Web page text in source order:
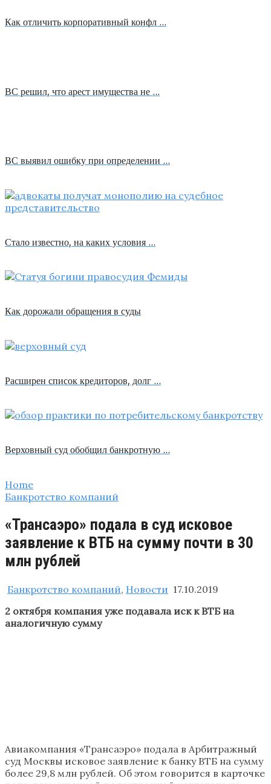
Как отличить корпоративный конфл …
ВС решил, что арест имущества не …
ВС выявил ошибку при определении …
Стало известно, на каких условия …
Как дорожали обращения в суды
Расширен список кредиторов, долг …
Верховный суд обобщил банкротную …
Home
Банкротство компаний
«Трансаэро» подала в суд исковое
заявление к ВТБ на сумму почти в 30
млн рублей
Банкротство компаний, Новости 17.10.2019
2 октября компания уже подавала иск к ВТБ на
аналогичную сумму
Авиакомпания «Трансаэро» подала в Арбитражный
суд Москвы исковое заявление к банку ВТБ на сумму
более 29,8 млн рублей. Об этом говорится в карточке